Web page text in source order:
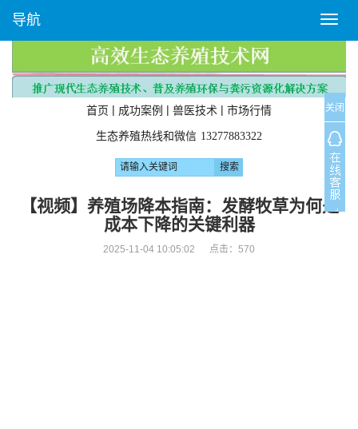
T
o
g
l
e
n
a
v
i
g
a
导航
首页 | 成功案例 | 兽医技术 | 市场行情
生态养殖热线和微信 13277883322
【视频】养殖场降本指南：发酵牧草为何是
成本下降的关键利器
2025-11-04 10:05:02 点击： 570
关闭